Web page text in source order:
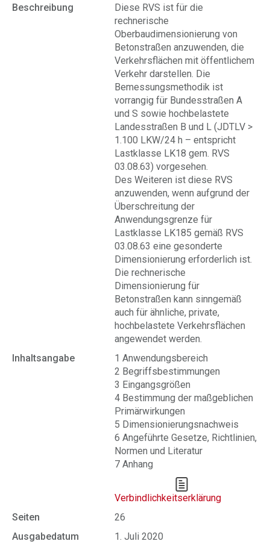
Beschreibung
Diese RVS ist für die
rechnerische
Oberbaudimensionierung von
Betonstraßen anzuwenden, die
Verkehrsflächen mit öffentlichem
Verkehr darstellen. Die
Bemessungsmethodik ist
vorrangig für Bundesstraßen A
und S sowie hochbelastete
Landesstraßen B und L (JDTLV >
1.100 LKW/24 h – entspricht
Lastklasse LK18 gem. RVS
03.08.63) vorgesehen.
Des Weiteren ist diese RVS
anzuwenden, wenn aufgrund der
Überschreitung der
Anwendungsgrenze für
Lastklasse LK185 gemäß RVS
03.08.63 eine gesonderte
Dimensionierung erforderlich ist.
Die rechnerische
Dimensionierung für
Betonstraßen kann sinngemäß
auch für ähnliche, private,
hochbelastete Verkehrsflächen
angewendet werden.
Inhaltsangabe
1 Anwendungsbereich
2 Begriffsbestimmungen
3 Eingangsgrößen
4 Bestimmung der maßgeblichen
Primärwirkungen
5 Dimensionierungsnachweis
6 Angeführte Gesetze, Richtlinien,
Normen und Literatur
7 Anhang
Verbindlichkeitserklärung
Seiten
26
Ausgabedatum
1. Juli 2020